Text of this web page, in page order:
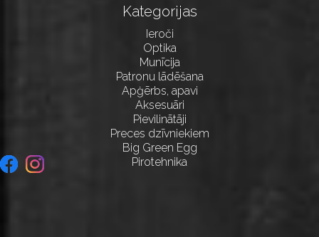
Kategorijas
Ieroči
Optika
Munīcija
Patronu lādēšana
Apģērbs, apavi
Aksesuāri
Pievilinātāji
Preces dzīvniekiem
Big Green Egg
Pirotehnika